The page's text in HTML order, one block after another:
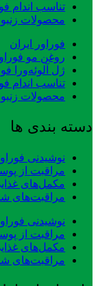
تناسب اندام
محصولات
فوراور ایران
روغن مو
ژل آلوئه‌ورا
تناسب اندام
محصولات
دسته بندی ها
نوشیدنی
مراقبت از
مکمل‌های
مراقبت‌های
نوشیدنی
مراقبت از
مکمل‌های
مراقبت‌های